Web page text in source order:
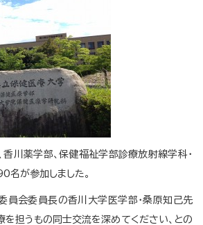
香川薬学部、保健福祉学部診療放射線学科・
名が参加しました。
員会委員長の香川大学医学部・桑原知己先
を担うもの同士交流を深めてください、との